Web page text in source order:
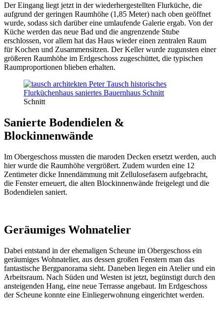
Der Eingang liegt jetzt in der wiederhergestellten Flurküche, die
aufgrund der geringen Raumhöhe (1,85 Meter) nach oben geöffnet
wurde, sodass sich darüber eine umlaufende Galerie ergab. Von der
Küche werden das neue Bad und die angrenzende Stube
erschlossen, vor allem hat das Haus wieder einen zentralen Raum
für Kochen und Zusammensitzen. Der Keller wurde zugunsten einer
größeren Raumhöhe im Erdgeschoss zugeschüttet, die typischen
Raumproportionen blieben erhalten.
Schnitt
Sanierte Bodendielen &
Blockinnenwände
Im Obergeschoss mussten die maroden Decken ersetzt werden, auch
hier wurde die Raumhöhe vergrößert. Zudem wurden eine 12
Zentimeter dicke Innendämmung mit Zellulosefasern aufgebracht,
die Fenster erneuert, die alten Blockinnenwände freigelegt und die
Bodendielen saniert.
Geräumiges Wohnatelier
Dabei entstand in der ehemaligen Scheune im Obergeschoss ein
geräumiges Wohnatelier, aus dessen großen Fenstern man das
fantastische Bergpanorama sieht. Daneben liegen ein Atelier und ein
Arbeitsraum. Nach Süden und Westen ist jetzt, begünstigt durch den
ansteigenden Hang, eine neue Terrasse angebaut. Im Erdgeschoss
der Scheune konnte eine Einliegerwohnung eingerichtet werden.